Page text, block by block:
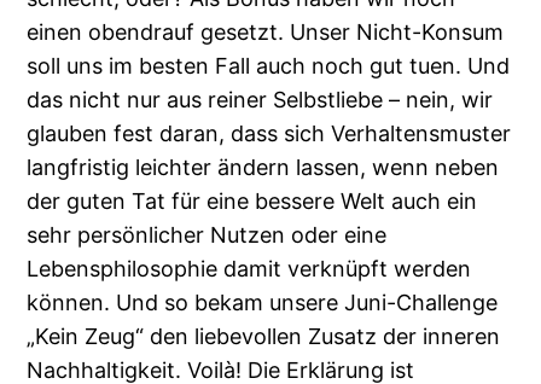
einen obendrauf gesetzt. Unser Nicht-Konsum
soll uns im besten Fall auch noch gut tuen. Und
das nicht nur aus reiner Selbstliebe – nein, wir
glauben fest daran, dass sich Verhaltensmuster
langfristig leichter ändern lassen, wenn neben
der guten Tat für eine bessere Welt auch ein
sehr persönlicher Nutzen oder eine
Lebensphilosophie damit verknüpft werden
können. Und so bekam unsere Juni-Challenge
„Kein Zeug“ den liebevollen Zusatz der inneren
Nachhaltigkeit. Voilà! Die Erklärung ist